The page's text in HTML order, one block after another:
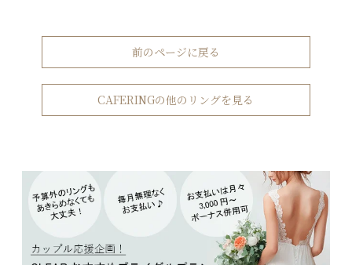
前のページに戻る
CAFERINGの他のリングを見る